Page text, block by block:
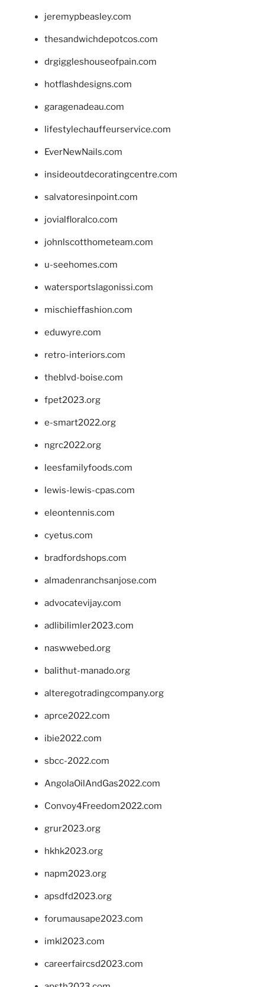
jeremypbeasley.com
thesandwichdepotcos.com
drgiggleshouseofpain.com
hotflashdesigns.com
garagenadeau.com
lifestylechauffeurservice.com
EverNewNails.com
insideoutdecoratingcentre.com
salvatoresinpoint.com
jovialfloralco.com
johnlscotthometeam.com
u-seehomes.com
watersportslagonissi.com
mischieffashion.com
eduwyre.com
retro-interiors.com
theblvd-boise.com
fpet2023.org
e-smart2022.org
ngrc2022.org
leesfamilyfoods.com
lewis-lewis-cpas.com
eleontennis.com
cyetus.com
bradfordshops.com
almadenranchsanjose.com
advocatevijay.com
adlibilimler2023.com
naswwebed.org
balithut-manado.org
alteregotradingcompany.org
aprce2022.com
ibie2022.com
sbcc-2022.com
AngolaOilAndGas2022.com
Convoy4Freedom2022.com
grur2023.org
hkhk2023.org
napm2023.org
apsdfd2023.org
forumausape2023.com
imkl2023.com
careerfaircsd2023.com